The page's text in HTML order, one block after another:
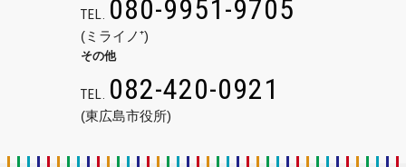
TEL. 080-9951-9705
(ミライノ⁺)
その他
TEL. 082-420-0921
(東広島市役所)